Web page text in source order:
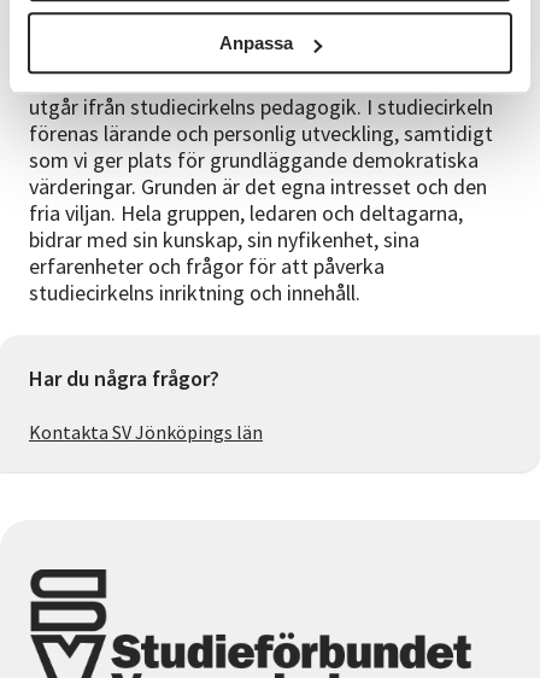
Anpassa
Frågor
Kontakta Tina Andreasson, Verksamhetsutvecklare,,
tina.andreasson@sv.se SV:s kurser och verksamhet
utgår ifrån studiecirkelns pedagogik. I studiecirkeln
förenas lärande och personlig utveckling, samtidigt
som vi ger plats för grundläggande demokratiska
värderingar. Grunden är det egna intresset och den
fria viljan. Hela gruppen, ledaren och deltagarna,
bidrar med sin kunskap, sin nyfikenhet, sina
erfarenheter och frågor för att påverka
studiecirkelns inriktning och innehåll.
Har du några frågor?
Kontakta SV Jönköpings län